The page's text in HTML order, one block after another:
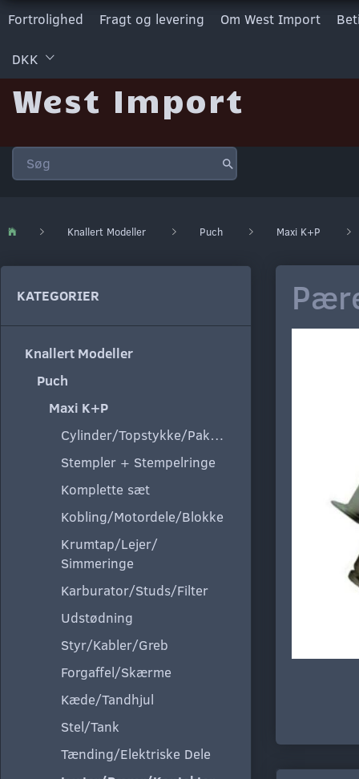
Fortrolighed Fragt og levering Om West Import
DKK
West Import
Knallert Modeller Puch Maxi K+P
KATEGORIER
Knallert Modeller
Puch
Maxi K+P
Cylinder/Topstykke/Pakning
Stempler + Stempelringe
Komplette sæt
Kobling/Motordele/Blokke
Krumtap/Lejer/
Simmeringe
Karburator/Studs/Filter
Udstødning
Styr/Kabler/Greb
Forgaffel/Skærme
Kæde/Tandhjul
Stel/Tank
Tænding/Elektriske Dele